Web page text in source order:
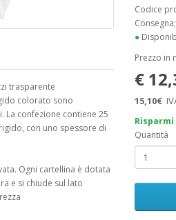
trasparente
colorato sono
confezione contiene 25
con uno spessore di
Ogni cartellina è dotata
e si chiude sul lato
Codice
●
Prezzo in
€
15,10€
Risparmi
Quantità